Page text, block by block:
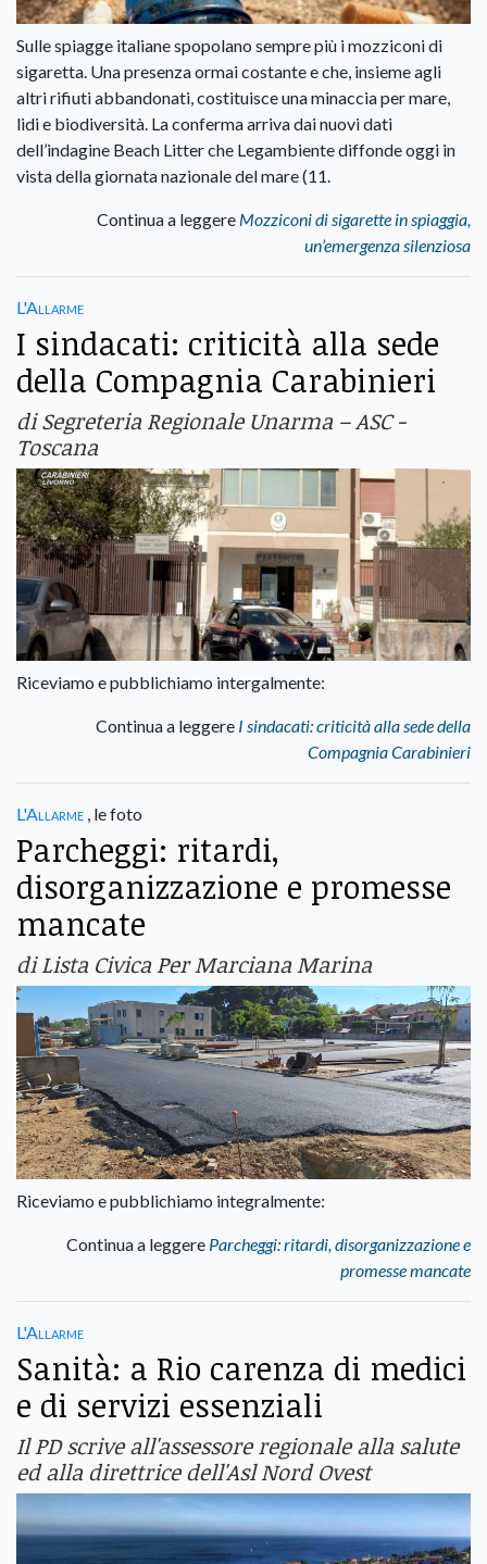
Sulle spiagge italiane spopolano sempre più i mozziconi di
sigaretta. Una presenza ormai costante e che, insieme agli
altri rifiuti abbandonati, costituisce una minaccia per mare,
lidi e biodiversità. La conferma arriva dai nuovi dati
dell’indagine Beach Litter che Legambiente diffonde oggi in
vista della giornata nazionale del mare (11.
Continua a leggere Mozziconi di sigarette in spiaggia,
un’emergenza silenziosa
L'Allarme
I sindacati: criticità alla sede
della Compagnia Carabinieri
di Segreteria Regionale Unarma – ASC -
Toscana
Riceviamo e pubblichiamo intergalmente:
Continua a leggere I sindacati: criticità alla sede della
Compagnia Carabinieri
L'Allarme , le foto
Parcheggi: ritardi,
disorganizzazione e promesse
mancate
di Lista Civica Per Marciana Marina
Riceviamo e pubblichiamo integralmente:
Continua a leggere Parcheggi: ritardi, disorganizzazione e
promesse mancate
L'Allarme
Sanità: a Rio carenza di medici
e di servizi essenziali
Il PD scrive all'assessore regionale alla salute
ed alla direttrice dell'Asl Nord Ovest